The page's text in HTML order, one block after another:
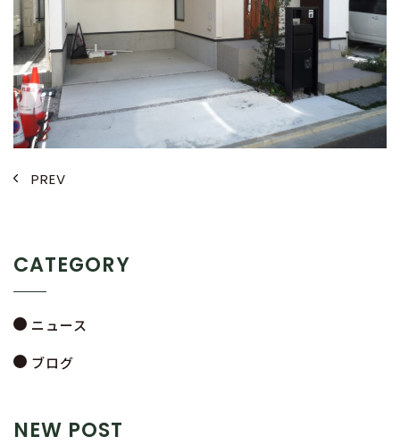
PREV
CATEGORY
ニュース
ブログ
NEW POST